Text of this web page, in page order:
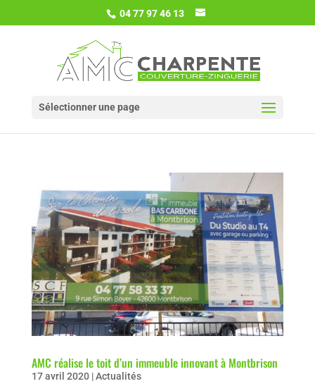
04 77 97 46 13
Sélectionner une page
AMC réalise le toit d’un immeuble innovant à Montbrison
17 avril 2020|Actualités